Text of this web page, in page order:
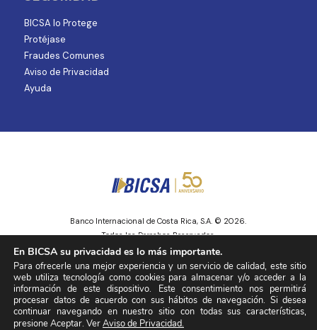
BICSA lo Protege
Protéjase
Fraudes Comunes
Aviso de Privacidad
Ayuda
Banco Internacional de Costa Rica, S.A. © 2026.
Todos los Derechos Reservados.
Entidad regulada y supervisada por la Superintendencia de Mercado de
Valores
En BICSA su privacidad es lo más importante.
Para ofrecerle una mejor experiencia y un servicio de calidad, este sitio
web utiliza tecnología como cookies para almacenar y/o acceder a la
información de este dispositivo. Este consentimiento nos permitirá
procesar datos de acuerdo con sus hábitos de navegación. Si desea
continuar navegando en nuestro sitio con todas sus características,
presione Aceptar. VerAviso de Privacidad.